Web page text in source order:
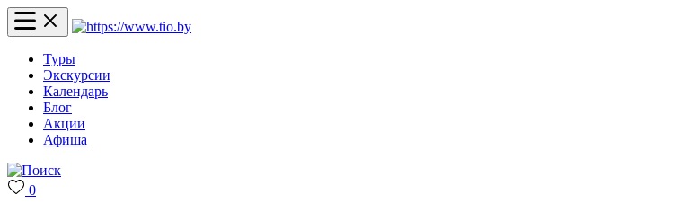
Туры
Экскурсии
Календарь
Блог
Акции
Афиша
0